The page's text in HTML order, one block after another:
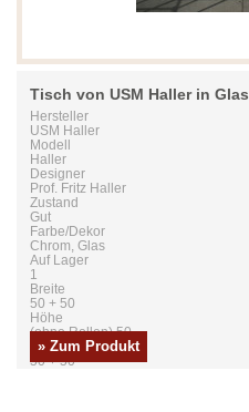
Tisch von USM Haller in Glas
Hersteller
USM Haller
Modell
Haller
Designer
Prof. Fritz Haller
Zustand
Gut
Farbe/Dekor
Chrom, Glas
Auf Lager
1
Breite
50 + 50
Höhe
(ohne Rollen) 50
Tiefe
50 + 50
» Zum Produkt